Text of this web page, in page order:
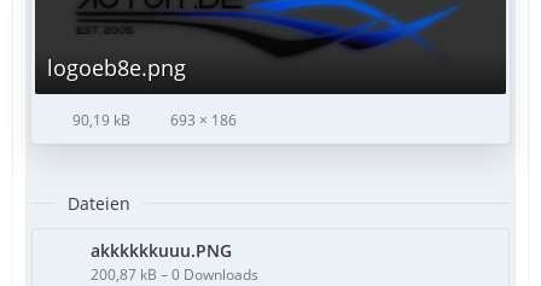
logoeb8e.png
90,19 kB 693 × 186
Dateien
akkkkkkuuu.PNG
200,87 kB – 0 Downloads